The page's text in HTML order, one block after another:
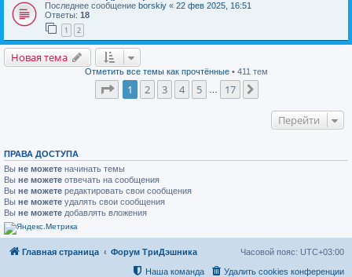
Последнее сообщение borskiy « 22 фев 2025, 16:51
Ответы: 18
1 2
Новая тема
Отметить все темы как прочтённые• 411 тем
Страница1 из
1 2 3 4 5 17
Перейти
ПРАВА ДОСТУПА
Вы не можете начинать темы
Вы не можете отвечать на сообщения
Вы не можете редактировать свои сообщения
Вы не можете удалять свои сообщения
Вы не можете добавлять вложения
Главная страница Форум ТриДэшника Часовой пояс: UTC+03:00
Удалить cookies конференции
Наша команда